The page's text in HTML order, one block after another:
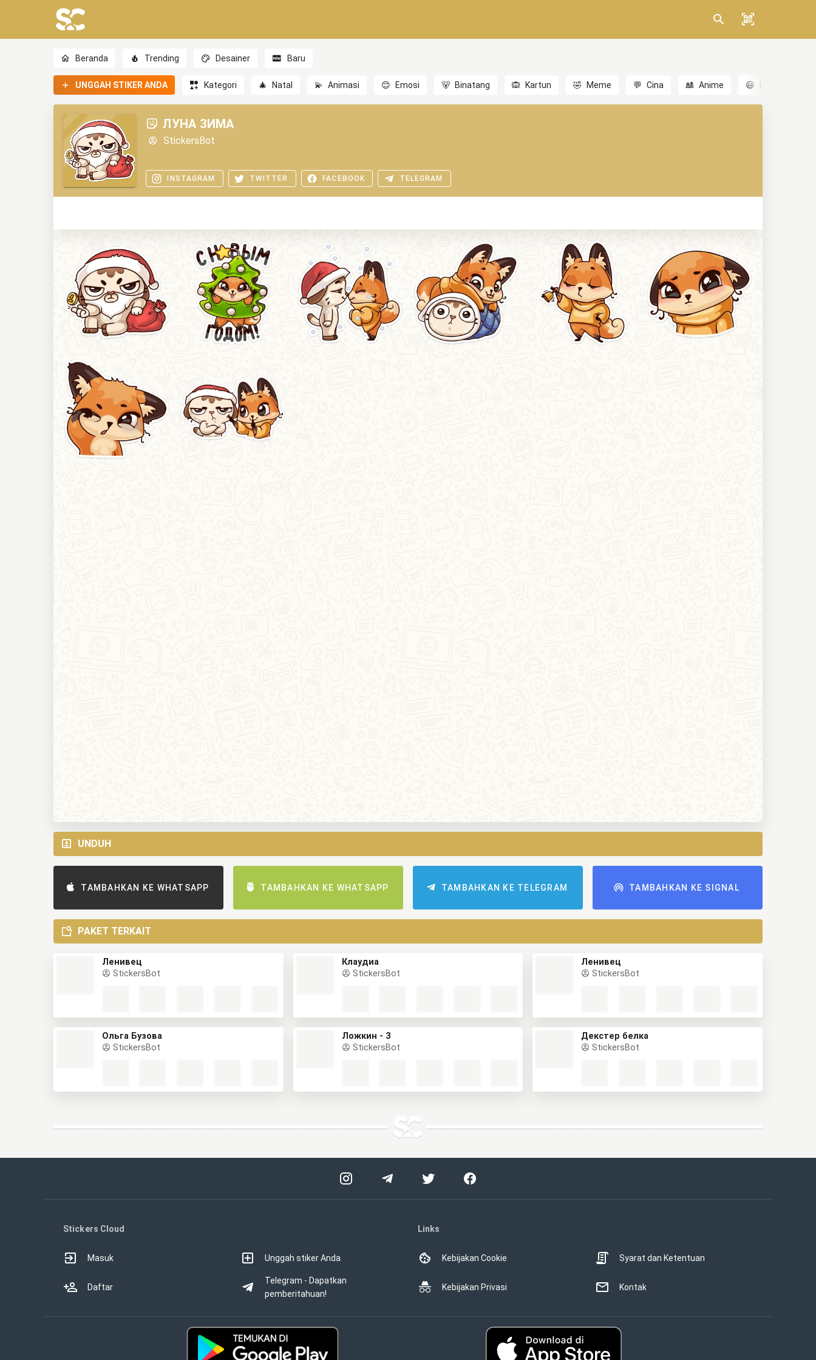
Beranda Trending Desainer Baru
UNGGAH STIKER ANDA Kategori 🎄 Natal 💫 Animasi 😊 Emosi 🐻 Binatang 🙉 Kartun 🤣 Meme 💬 Cina 🎎 Anime 😃
ЛУНА ЗИМА
StickersBot
INSTAGRAM TWITTER FACEBOOK TELEGRAM
UNDUH
TAMBAHKAN KE WHATSAPP TAMBAHKAN KE WHATSAPP TAMBAHKAN KE TELEGRAM TAMBAHKAN KE SIGNAL
PAKET TERKAIT
Ленивец
StickersBot
Клаудиа
StickersBot
Ленивец
StickersBot
Ольга Бузова
StickersBot
Ложкин - 3
StickersBot
Декстер белка
StickersBot
Stickers Cloud
Masuk
Daftar
Unggah stiker Anda
Telegram - Dapatkan
pemberitahuan!
Links
Kebijakan Cookie
Kebijakan Privasi
Syarat dan Ketentuan
Kontak